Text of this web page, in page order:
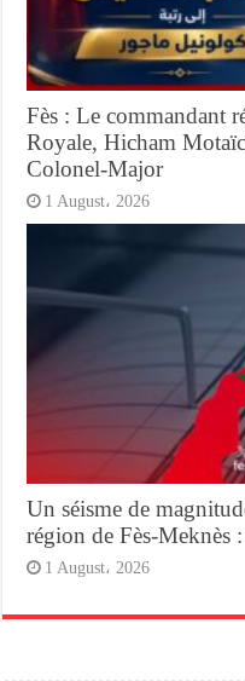
Fès : Le commandant
Royale, Hicham
Colonel-Major
1 August، 2026
Un séisme de
région de Fès-Meknès
1 August، 2026